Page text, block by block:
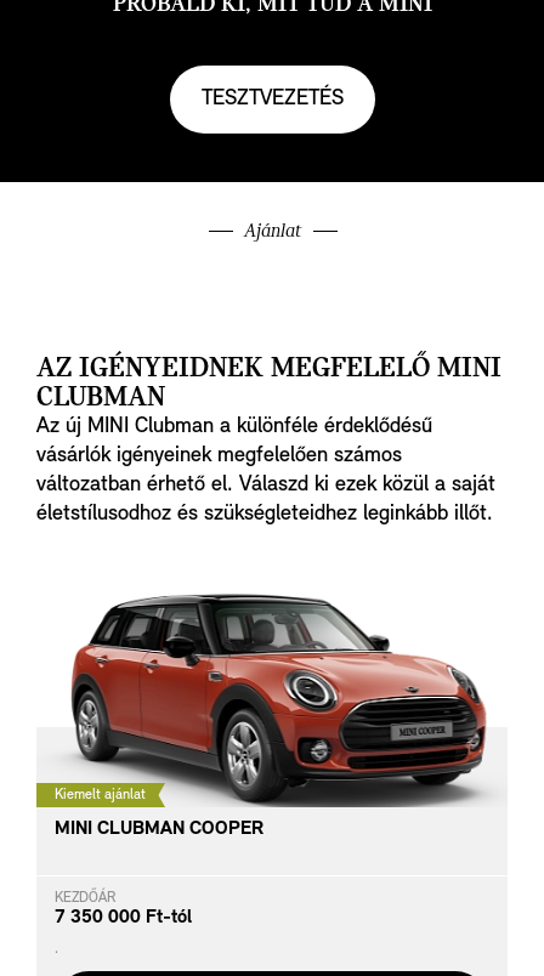
PRÓBÁLD KI, MIT TUD A MINI
TESZTVEZETÉS
Ajánlat
AZ IGÉNYEIDNEK MEGFELELŐ MINI
CLUBMAN
Az új MINI Clubman a különféle érdeklődésű
vásárlók igényeinek megfelelően számos
változatban érhető el. Válaszd ki ezek közül a saját
életstílusodhoz és szükségleteidhez leginkább illőt.
Kiemelt ajánlat
MINI CLUBMAN COOPER
KEZDŐÁR
7 350 000 Ft-tól
.